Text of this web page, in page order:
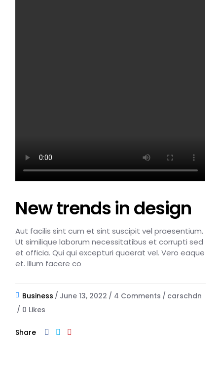
New trends in design
Aut facilis sint cum et sint suscipit vel praesentium.
Ut similique laborum necessitatibus et corrupti sed
et officia. Qui qui excepturi quaerat vel. Vero eaque
et. Illum facere co
Business June 13, 2022 4 Comments
carschdn
0 Likes
Share